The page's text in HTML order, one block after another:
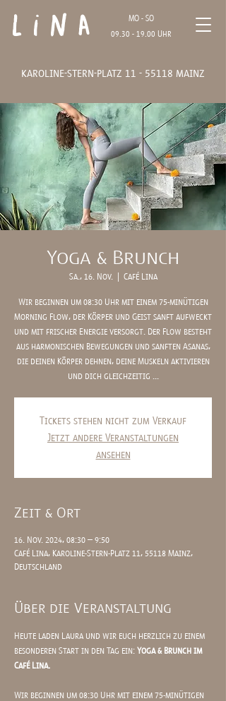
Lina
MO - SO
09.30 - 19.00 Uhr
karoline-stern-platz 11 - 55118 mainz
Yoga & Brunch
Sa., 16. Nov.
  |
Café Lina
Wir beginnen um 08:30 Uhr mit einem 75-minütigen
Morning Flow, der Körper und Geist sanft aufweckt
und mit frischer Energie versorgt. Der Flow besteht
aus harmonischen Bewegungen und sanften Asanas,
die deinen Körper dehnen, deine Muskeln aktivieren
und dich gleichzeitig ...
Tickets stehen nicht zum Verkauf
Jetzt andere Veranstaltungen
ansehen
Zeit & Ort
16. Nov. 2024, 08:30 – 9:50
Café Lina, Karoline-Stern-Platz 11, 55118 Mainz,
Deutschland
Über die Veranstaltung
Heute laden Laura und wir euch herzlich zu einem
besonderen Start in den Tag ein: Yoga & Brunch im
Café Lina.
Wir beginnen um 08:30 Uhr mit einem 75-minütigen